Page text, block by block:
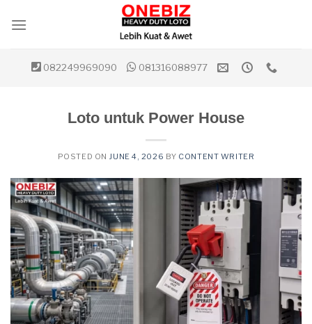
082249969090 081316088977
Loto untuk Power House
POSTED ON JUNE 4, 2026 BY CONTENT WRITER